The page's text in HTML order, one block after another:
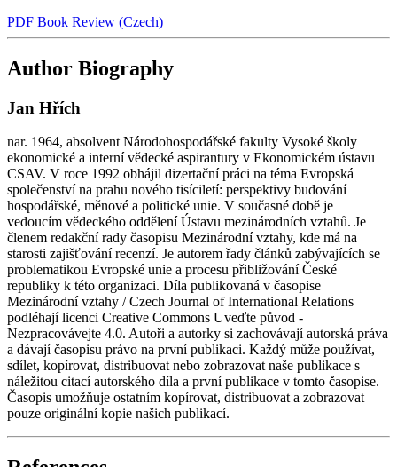
PDF Book Review (Czech)
Author Biography
Jan Hřích
nar. 1964, absolvent Národohospodářské fakulty Vysoké školy
ekonomické a interní vědecké aspirantury v Ekonomickém ústavu
CSAV. V roce 1992 obhájil dizertační práci na téma Evropská
společenství na prahu nového tisíciletí: perspektivy budování
hospodářské, měnové a politické unie. V současné době je
vedoucím vědeckého oddělení Ústavu mezinárodních vztahů. Je
členem redakční rady časopisu Mezinárodní vztahy, kde má na
starosti zajišťování recenzí. Je autorem řady článků zabývajících se
problematikou Evropské unie a procesu přibližování České
republiky k této organizaci. Díla publikovaná v časopise
Mezinárodní vztahy / Czech Journal of International Relations
podléhají licenci Creative Commons Uveďte původ -
Nezpracovávejte 4.0. Autoři a autorky si zachovávají autorská práva
a dávají časopisu právo na první publikaci. Každý může používat,
sdílet, kopírovat, distribuovat nebo zobrazovat naše publikace s
náležitou citací autorského díla a první publikace v tomto časopise.
Časopis umožňuje ostatním kopírovat, distribuovat a zobrazovat
pouze originální kopie našich publikací.